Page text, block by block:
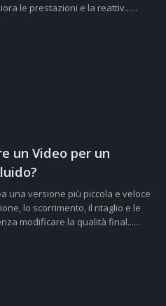
le prestazioni e la reattiv......
un Video per un
una versione più piccola e veloce
lo scorrimento, il ritaglio e le
modificare la qualità final......